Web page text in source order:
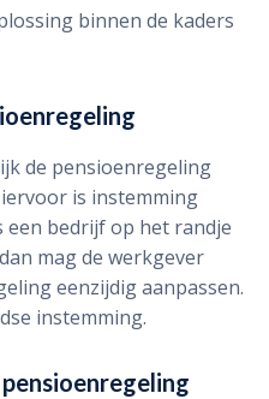
binnen de kaders
de pensioenregeling
is instemming
een bedrijf op het randje
mag de werkgever
eenzijdig aanpassen.
instemming.